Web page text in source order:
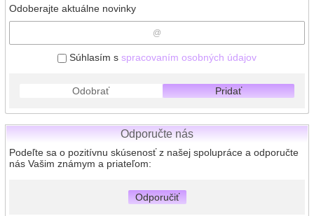
Odoberajte aktuálne novinky
Súhlasím s spracovaním osobných údajov
Odobrať Pridať
Odporučte nás
Podeľte sa o pozitívnu skúsenosť z našej spolupráce a odporučte
nás Vašim známym a priateľom:
Odporučiť